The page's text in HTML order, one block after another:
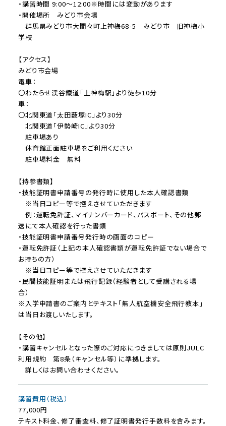
・講習時間 9:00～12:00※時間には変動があります
・開催場所 みどり市会場
群馬県みどり市大間々町上神梅68-5 みどり市 旧神梅小
学校
【アクセス】
みどり市会場
電車：
〇わたらせ渓谷鐵道「上神梅駅」より徒歩10分
車：
〇北関東道「太田薮塚IC」より30分
北関東道「伊勢崎IC」より30分
駐車場あり
体育館正面駐車場をご利用ください
駐車場料金 無料
【持参書類】
・技能証明書申請番号の発行時に使用した本人確認書類
※当日コピー等で控えさせていただきます
例：運転免許証、マイナンバーカード、パスポート、その他郵
送にて本人確認を行った書類
・技能証明書申請番号発行時の画面のコピー
・運転免許証（上記の本人確認書類が運転免許証でない場合で
お持ちの方）
※当日コピー等で控えさせていただきます
・民間技能証明または飛行記録（経験者として受講される場
合）
※入学申請書のご案内とテキスト「無人航空機安全飛行教本」
は当日お渡しいたします。
【その他】
・講習キャンセルとなった際のご対応につきましては原則JULC
利用規約 第8条（キャンセル等）に準拠します。
詳しくはお問い合わせください。
講習費用（税込）
77,000円
テキスト料金、修了審査料、修了証明書発行手数料を含みます。